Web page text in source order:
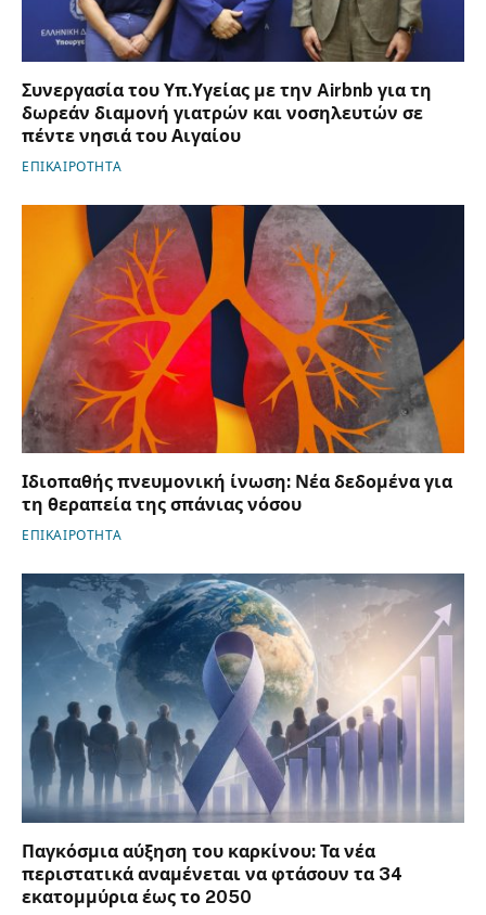
Συνεργασία του Υπ.Υγείας με την Airbnb για τη
δωρεάν διαμονή γιατρών και νοσηλευτών σε
πέντε νησιά του Αιγαίου
ΕΠΙΚΑΙΡΟΤΗΤΑ
Ιδιοπαθής πνευμονική ίνωση: Νέα δεδομένα για
τη θεραπεία της σπάνιας νόσου
ΕΠΙΚΑΙΡΟΤΗΤΑ
Παγκόσμια αύξηση του καρκίνου: Τα νέα
περιστατικά αναμένεται να φτάσουν τα 34
εκατομμύρια έως το 2050